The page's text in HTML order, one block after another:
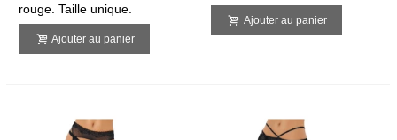
rouge. Taille unique.
Ajouter au panier
Ajouter au panier